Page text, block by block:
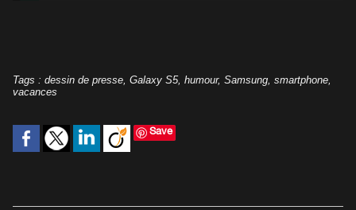
Tags : dessin de presse Galaxy S5, humour, Samsung smartphone
vacances
Save